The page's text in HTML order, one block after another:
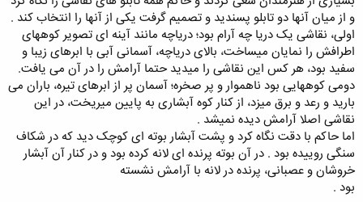
ﻭ ﺍﺯ ﻣﯿﺎﻥ ﺁﻧﻬﺎ ﺩﻭ ﺗﺎﺑﻠﻮ ﭘﺴﻨﺪﯾﺪ ﻭ ﺗﺼﻤﯿﻢ ﮔﺮﻓﺖ ﯾﮑﯽ ﺍﺯ ﺁﻧﻬﺎ ﺭﺍ ﺍﻧﺘﺨﺎﺏ ﮐﻨﺪ .
ﺍﻭﻟﯽ، ﻧﻘﺎﺷﯽ ﯾﮏ ﺩﺭﯾﺎ ﭼﻪ ﺁﺭﺍﻡ ﺑﻮﺩ؛ ﺩﺭﯾﺎﭼﻪ ﻣﺎﻧﻨﺪ ﺁﯾﻨﻪ ﺍﯼ ﺗﺼﻮﯾﺮ ﮐﻮﻫﻬﺎﯼ
ﺍﻃﺮﺍﻓﺶ ﺭﺍ ﻧﻤﺎﯾﺎﻥ ﻣﯿﺴﺎﺧﺖ، ﺑﺎﻻﯼ ﺩﺭﯾﺎﭼﻪ، ﺁﺳﻤﺎﻧﯽ ﺁﺑﯽ ﺑﺎ ﺍﺑﺮﻫﺎﯼ ﺯﯾﺒﺎ ﻭ
ﺳﻔﯿﺪ ﺑﻮﺩ، ﻫﺮ ﮐﺲ ﺍﯾﻦ ﻧﻘﺎﺷﯽ ﺭﺍ ﻣﯿﺪﯾﺪ ﺣﺘﻤﺎ ﺁﺭﺍﻣﺶ ﺭﺍ ﺩﺭ ﺁﻥ ﻣﯽ ﯾﺎﻓﺖ.
ﺩﻭﻣﯽ ﮐﻮﻫﻬﺎﯾﯽ ﺑﻮﺩ ﻧﺎﻫﻤﻮﺍﺭ ﻭ ﭘﺮ ﺻﺨﺮﻩ؛ ﺁﺳﻤﺎﻥ ﭘﺮ ﺍﺯ ﺍﺑﺮﻫﺎﯼ ﺗﯿﺮﻩ، ﺑﺎﺭﺍﻥ ﻣﯽ
ﺑﺎﺭﯾﺪ ﻭ ﺭﻋﺪ ﻭ ﺑﺮﻕ ﻣﯿﺰﺩ، ﺍﺯ ﮐﻨﺎﺭ ﮐﻮﻩ ﺁﺑﺸﺎﺭﯼ ﺑﻪ ﭘﺎﯾﯿﻦ ﻣﯿﺮﯾﺨﺖ، ﺩﺭ ﺍﯾﻦ
ﻧﻘﺎﺷﯽ ﺍﺻﻼ ﺁﺭﺍﻣﺶ ﺩﯾﺪﻩ ﻧﻤﯿﺸﺪ .
ﺍﻣﺎ ﺣﺎﮐﻢ ﺑﺎ ﺩﻗﺖ ﻧﮕﺎﻩ ﮐﺮﺩ ﻭ ﭘﺸﺖ ﺁﺑﺸﺎﺭ ﺑﻮﺗﻪ ﺍﯼ ﮐﻮﭼﮏ ﺩﯾﺪ ﮐﻪ ﺩﺭ ﺷﮑﺎﻑ
ﺳﻨﮕﯽ ﺭﻭﯾﯿﺪﻩ ﺑﻮﺩ . ﺩﺭ ﺁﻥ ﺑﻮﺗﻪ ﭘﺮﻧﺪﻩ ﺍﯼ ﻻﻧﻪ ﮐﺮﺩﻩ ﺑﻮﺩ ﻭ ﺩﺭ ﮐﻨﺎﺭ ﺁﻥ ﺁﺑﺸﺎﺭ
ﺧﺮﻭﺷﺎﻥ ﻭ ﻋﺼﺒﺎﻧﯽ، ﭘﺮﻧﺪﻩ ﺩﺭ ﻻﻧﻪ ﺑﺎ ﺁﺭﺍﻣﺶ ﻧﺸﺴﺘﻪ
ﺑﻮﺩ .